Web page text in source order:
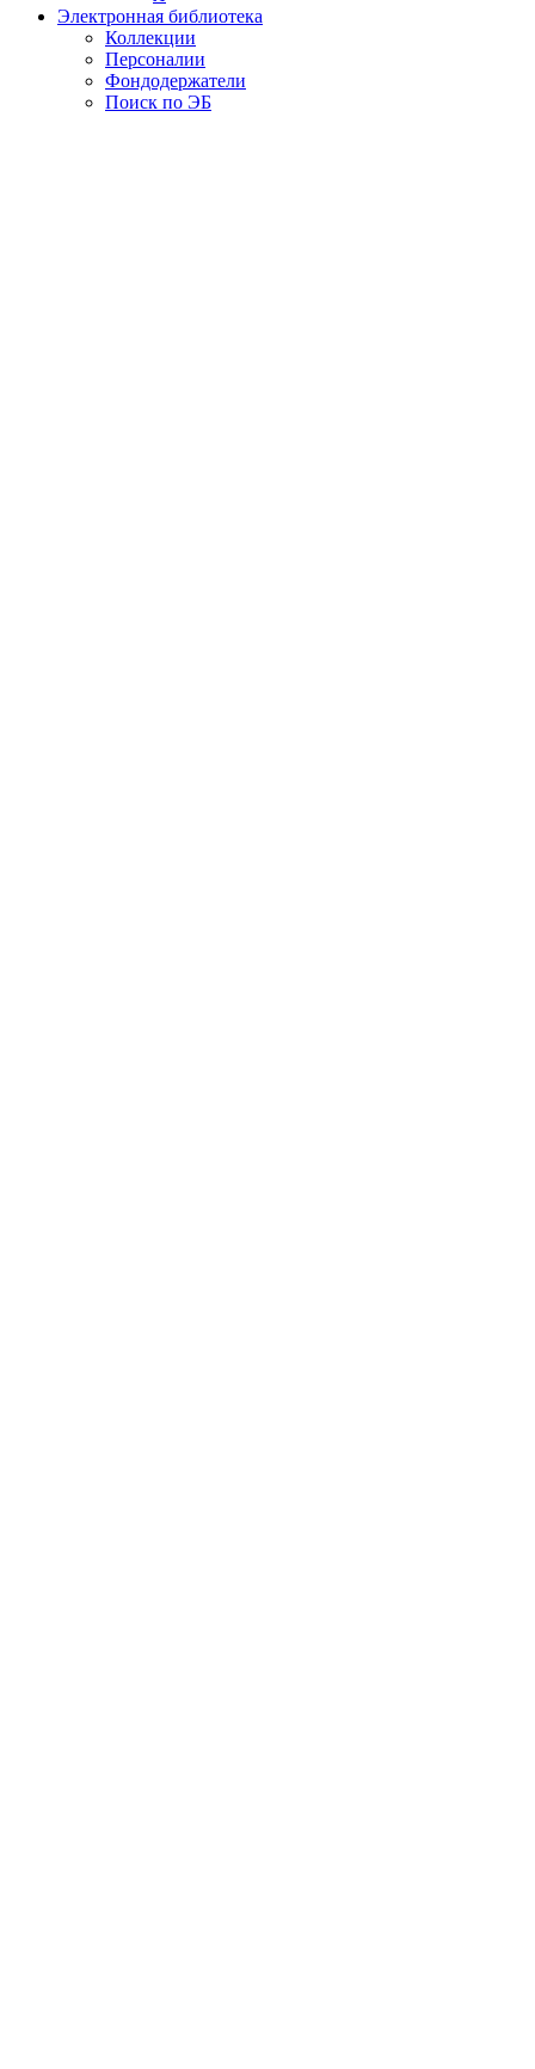
Электронная библиотека
Коллекции
Персоналии
Фондодержатели
Поиск по ЭБ